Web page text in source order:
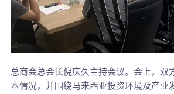
总商会总会长倪庆久主持会议。会上，双
本情况，并围绕马来西亚投资环境及产业